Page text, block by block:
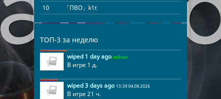
10
「ПВО」k1t
02:48:16
11
「ПВО」КЕНТ FL4MU$A
02:47:15
02:44:12
ArTeMkA 02:36:00
ТОП-3 за неделю
wiped 1 day ago сейчас
В игре 1 д.
wiped 3 days ago 13:39 04.08.2026
В игре 21 ч.